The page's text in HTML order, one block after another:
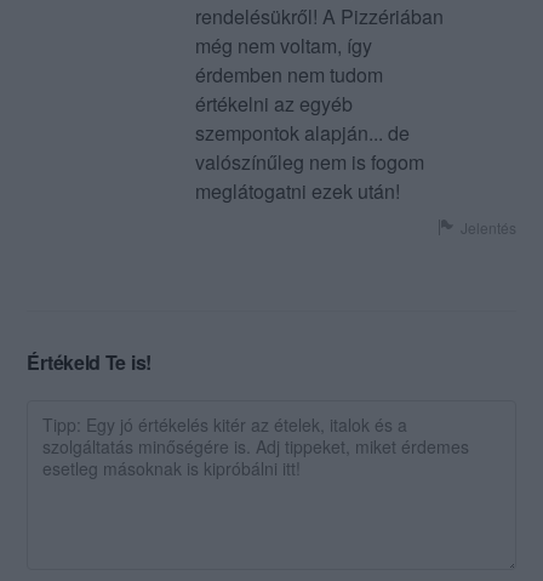
rendelésükről! A Pizzériában
még nem voltam, így
érdemben nem tudom
értékelni az egyéb
szempontok alapján... de
valószínűleg nem is fogom
meglátogatni ezek után!
Jelentés
Értékeld Te is!